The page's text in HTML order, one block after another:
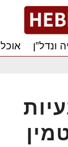
ונדל”ן
אוכל